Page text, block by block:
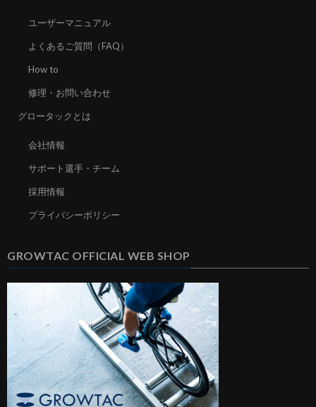
ユーザーマニュアル
よくあるご質問（FAQ）
How to
修理・お問い合わせ
グロータックとは
会社情報
サポート選手・チーム
採用情報
プライバシーポリシー
GROWTAC OFFICIAL WEB SHOP